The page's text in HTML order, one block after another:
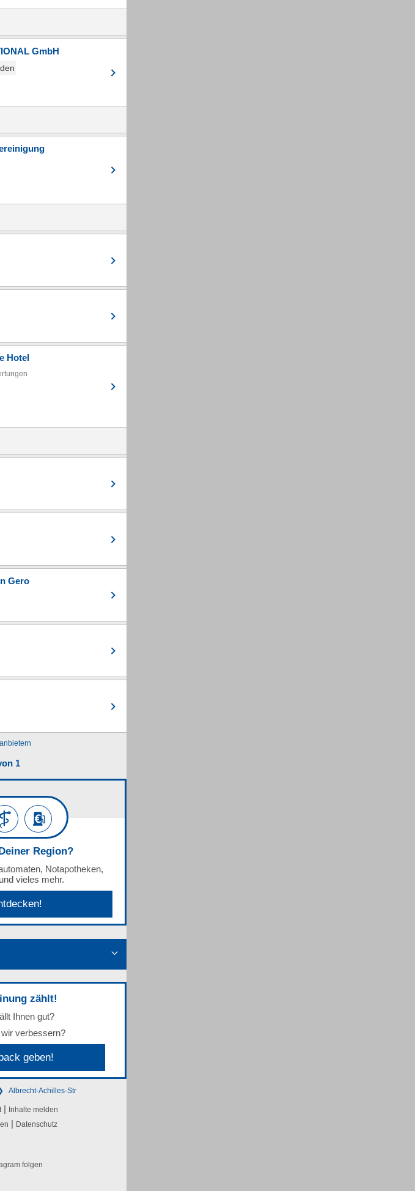
GmbH
Hotel
Gero
1
Region?
Notapotheken,
vieles mehr.
zählt!
Ihnen gut?
verbessern?
geben!
Albrecht-Achilles-Str
| Inhalte melden
| Datenschutz
folgen